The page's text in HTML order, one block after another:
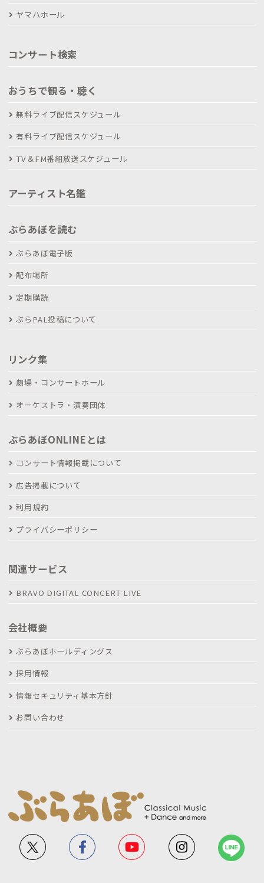
ヤマハホール
コンサート検索
おうちで観る・聴く
無料ライブ配信スケジュール
有料ライブ配信スケジュール
TV＆FM番組放送スケジュール
アーティスト名鑑
ぶらあぼを読む
ぶらあぼ電子版
配布場所
定期購読
ぶらPAL投稿について
リンク集
劇場・コンサートホール
オーケストラ・演奏団体
ぶらあぼONLINEとは
コンサート情報掲載について
広告掲載について
利用規約
プライバシーポリシー
関連サービス
BRAVO DIGITAL CONCERT LIVE
会社概要
ぶらあぼホールディングス
採用情報
情報セキュリティ基本方針
お問い合わせ